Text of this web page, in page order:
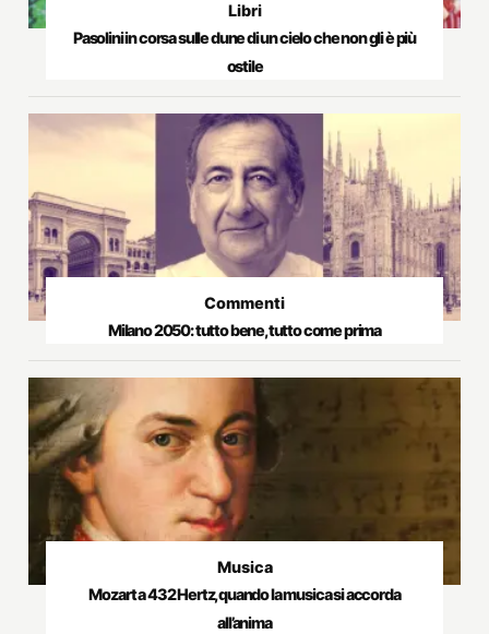
Libri
Pasolini in corsa sulle dune di un cielo che non gli è più
ostile
Commenti
Milano 2050: tutto bene, tutto come prima
Musica
Mozart a 432 Hertz, quando la musica si accorda
all’anima